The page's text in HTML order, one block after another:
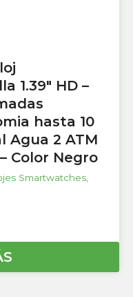
1.39″ HD –
hasta 10
Agua 2 ATM
Color Negro
Smartwatches,